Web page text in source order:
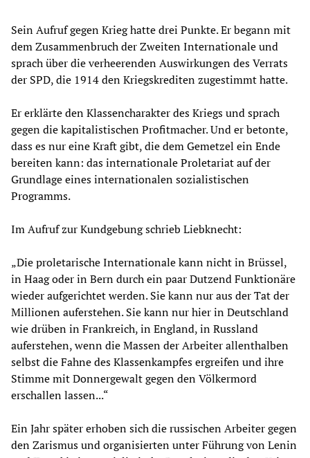
Sein Aufruf gegen Krieg hatte drei Punkte. Er begann mit
dem Zusammenbruch der Zweiten Internationale und
sprach über die verheerenden Auswirkungen des Verrats
der SPD, die 1914 den Kriegskrediten zugestimmt hatte.
Er erklärte den Klassencharakter des Kriegs und sprach
gegen die kapitalistischen Profitmacher. Und er betonte,
dass es nur eine Kraft gibt, die dem Gemetzel ein Ende
bereiten kann: das internationale Proletariat auf der
Grundlage eines internationalen sozialistischen
Programms.
Im Aufruf zur Kundgebung schrieb Liebknecht:
„Die proletarische Internationale kann nicht in Brüssel,
in Haag oder in Bern durch ein paar Dutzend Funktionäre
wieder aufgerichtet werden. Sie kann nur aus der Tat der
Millionen auferstehen. Sie kann nur hier in Deutschland
wie drüben in Frankreich, in England, in Russland
auferstehen, wenn die Massen der Arbeiter allenthalben
selbst die Fahne des Klassenkampfes ergreifen und ihre
Stimme mit Donnergewalt gegen den Völkermord
erschallen lassen...“
Ein Jahr später erhoben sich die russischen Arbeiter gegen
den Zarismus und organisierten unter Führung von Lenin